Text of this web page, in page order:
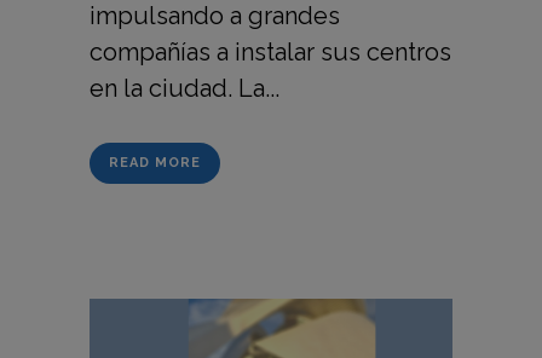
impulsando a grandes
compañías a instalar sus centros
en la ciudad. La...
READ MORE